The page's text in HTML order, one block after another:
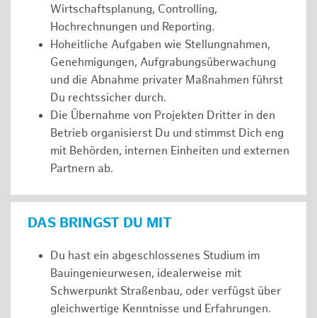
Wirtschaftsplanung, Controlling,
Hochrechnungen und Reporting.
Hoheitliche Aufgaben wie Stellungnahmen,
Genehmigungen, Aufgrabungsüberwachung
und die Abnahme privater Maßnahmen führst
Du rechtssicher durch.
Die Übernahme von Projekten Dritter in den
Betrieb organisierst Du und stimmst Dich eng
mit Behörden, internen Einheiten und externen
Partnern ab.
DAS BRINGST DU MIT
Du hast ein abgeschlossenes Studium im
Bauingenieurwesen, idealerweise mit
Schwerpunkt Straßenbau, oder verfügst über
gleichwertige Kenntnisse und Erfahrungen.